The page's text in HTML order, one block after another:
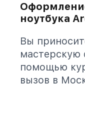
ноутбука
Вы
мастерскую
помощью
вызов в